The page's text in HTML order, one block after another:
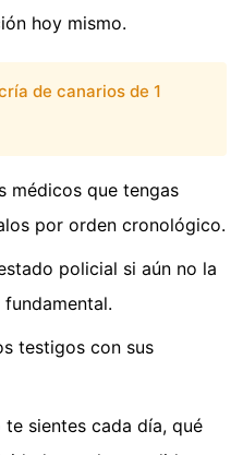
hoy mismo.
de canarios de 1
médicos que tengas
por orden cronológico.
policial si aún no la
testigos con sus
sientes cada día, qué